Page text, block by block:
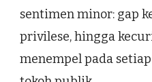
sentimen minor: gap
privilese, hingga
menempel pada